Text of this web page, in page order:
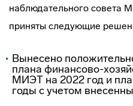
наблюдательного совета
приняты следующие
Вынесено
плана финансово-
МИЭТ на 2022 год и
годы с учетом